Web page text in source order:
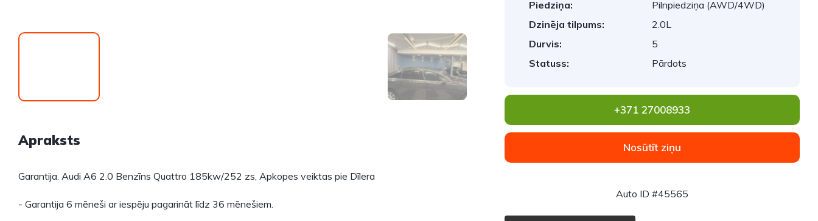
Apraksts
Garantija. Audi A6 2.0 Benzīns Quattro 185kw/252 zs, Apkopes veiktas pie Dīlera
- Garantija 6 mēneši ar iespēju pagarināt līdz 36 mēnešiem.
Piedziņa:
Pilnpiedziņa (AWD/4WD)
Dzinēja tilpums:
2.0L
Durvis:
5
Statuss:
Pārdots
+371 27008933
Nosūtīt ziņu
Auto ID #45565